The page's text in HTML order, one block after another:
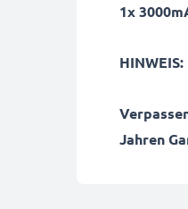
1x
HINWEIS:
Jahren